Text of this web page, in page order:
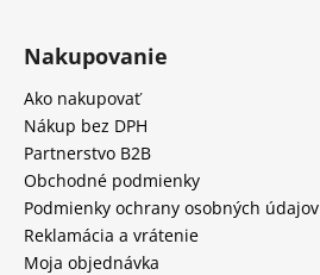
Nakupovanie
Ako nakupovať
Nákup bez DPH
Partnerstvo B2B
Obchodné podmienky
Podmienky ochrany osobných údajov
Reklamácia a vrátenie
Moja objednávka